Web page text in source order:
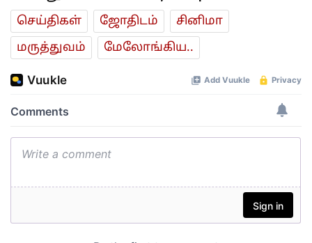
செய்திகள் ஜோ‌திட‌ம்
சினிமா
மரு‌த்துவ‌ம்
மேலோங்கிய..